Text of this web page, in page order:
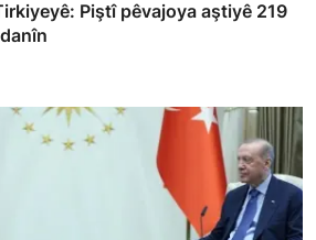
Piştî pêvajoya aştiyê 219